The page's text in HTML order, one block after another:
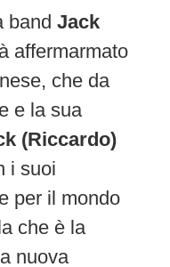
band Jack
affermarmato
che da
e la sua
(Riccardo)
i suoi
per il mondo
che è la
nuova